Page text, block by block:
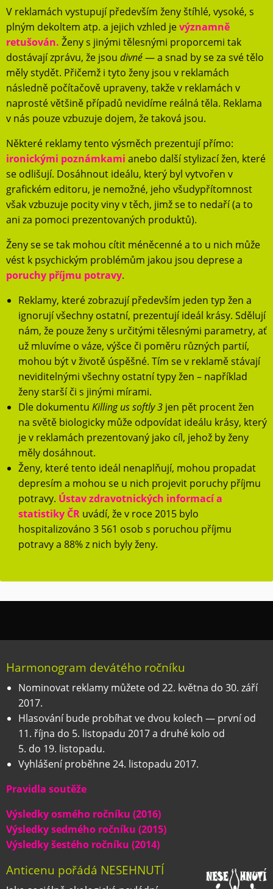
V reklamách vystupují především ženy štíhlé, vysoké, s
plným dekoltem atp. a jejich vzhled jevýznamně
retušován. Ženy s jinými tělesnými proporcemi tak
dostávají zprávu, že jsou divné— a snad by se za své tělo
měly stydět. Přičemž i tyto ženy jsou v reklamách
následně počítačově upraveny, takže v reklamách v
naprosté většině případů nevidíme reálná těla. Reklama
v nás pouze vzbuzuje dojem, že taková jsou.
Některé reklamy tento výsměch prezentují přímo:
ironickými poznámkami anebo další stylizací žen, které
se odlišují. Dosáhnout ideálu, který byl vytvořen v
grafickém editoru, je nemožné, jeho všudypřítomnost
však vzbuzuje pocity viny v těch, jimž se to nedaří (a to
ani za pomoci prezentovaných produktů).
Ženy se se tak mohou cítit méněcenné a to u nich může
vést k psychickým problémům jakou jsou deprese a
poruchy příjmu potravy.
Reklamy, které zobrazují především jeden typ žen a
ignorují všechny ostatní, prezentují ideál krásy. Sdělují
nám, že pouze ženy s určitými tělesnými parametry, ať
už mluvíme o váze, výšce či poměru různých partií,
mohou být v životě úspěšné. Tím se v reklamě stávají
neviditelnými všechny ostatní typy žen – například
ženy starší či s jinými mírami.
Dle dokumentu Killing us softly 3 jen pět procent žen
na světě biologicky může odpovídat ideálu krásy, který
je v reklamách prezentovaný jako cíl, jehož by ženy
měly dosáhnout.
Ženy, které tento ideál nenaplňují, mohou propadat
depresím a mohou se u nich projevit poruchy příjmu
potravy. Ústav zdravotnických informací a
statistiky ČR uvádí, že v roce 2015 bylo
hospitalizováno 3 561 osob s poruchou příjmu
potravy a 88% z nich byly ženy.
Harmonogram devátého ročníku
Nominovat reklamy můžete od 22. května do 30. září
2017.
Hlasování bude probíhat ve dvou kolech — první od
11. října do 5. listopadu 2017 a druhé kolo od
5. do 19. listopadu.
Vyhlášení proběhne 24. listopadu 2017.
Pravidla soutěže
Výsledky osmého ročníku (2016)
Výsledky sedmého ročníku (2015)
Výsledky šestého ročníku (2014)
Anticenu pořádá NESEHNUTÍ